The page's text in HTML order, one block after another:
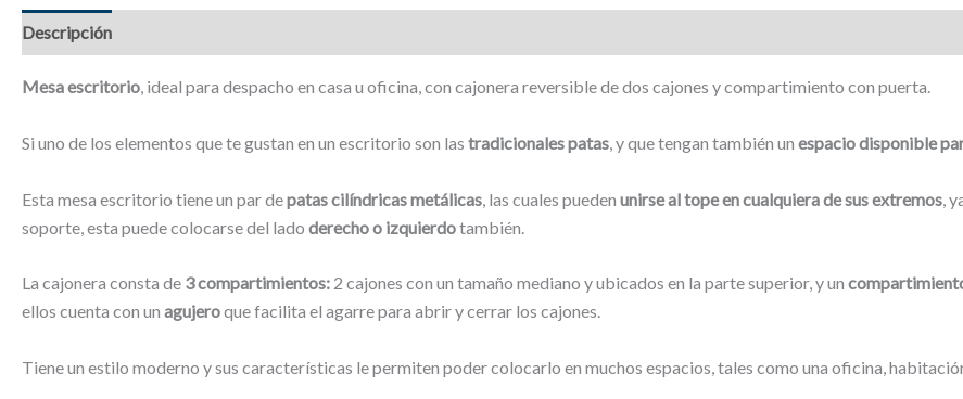
Alamillo
Descripción
Mesa escritorio, ideal para despacho en casa u oficina, con cajonera reversible de dos cajones y compartimiento con puerta.
Si uno de los elementos que te gustan en un escritorio son las tradicionales patas, y que tengan también un espacio disponible
Esta mesa escritorio tiene un par depatas cilíndricas metálicas , las cuales pueden unirse al tope en cualquiera de sus extremos ,
soporte, esta puede colocarse del lado derecho o izquierdotambién.
La cajonera consta de 3 compartimientos: 2 cajones con un tamaño mediano y ubicados en la parte superior, y un
ellos cuenta con un agujeroque facilita el agarre para abrir y cerrar los cajones.
Tiene un estilo moderno y sus características le permiten poder colocarlo en muchos espacios, tales como una oficina,